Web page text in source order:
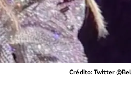
Crédito: Twitter